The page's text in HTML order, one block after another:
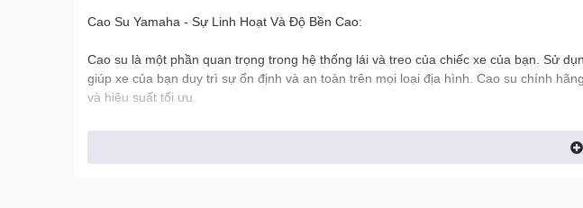
Cao Su Yamaha - Sự Linh Hoạt Và Độ Bền Cao:
Cao su là một phần quan trọng trong hệ thống lái và treo của chiếc xe của bạn. Sử
giúp xe của bạn duy trì sự ổn định và an toàn trên mọi loại địa hình. Cao su chính
và hiệu suất tối ưu.
Ốc Vít Yamaha - Sự Chính Xác Và Độ Tin Cậy: